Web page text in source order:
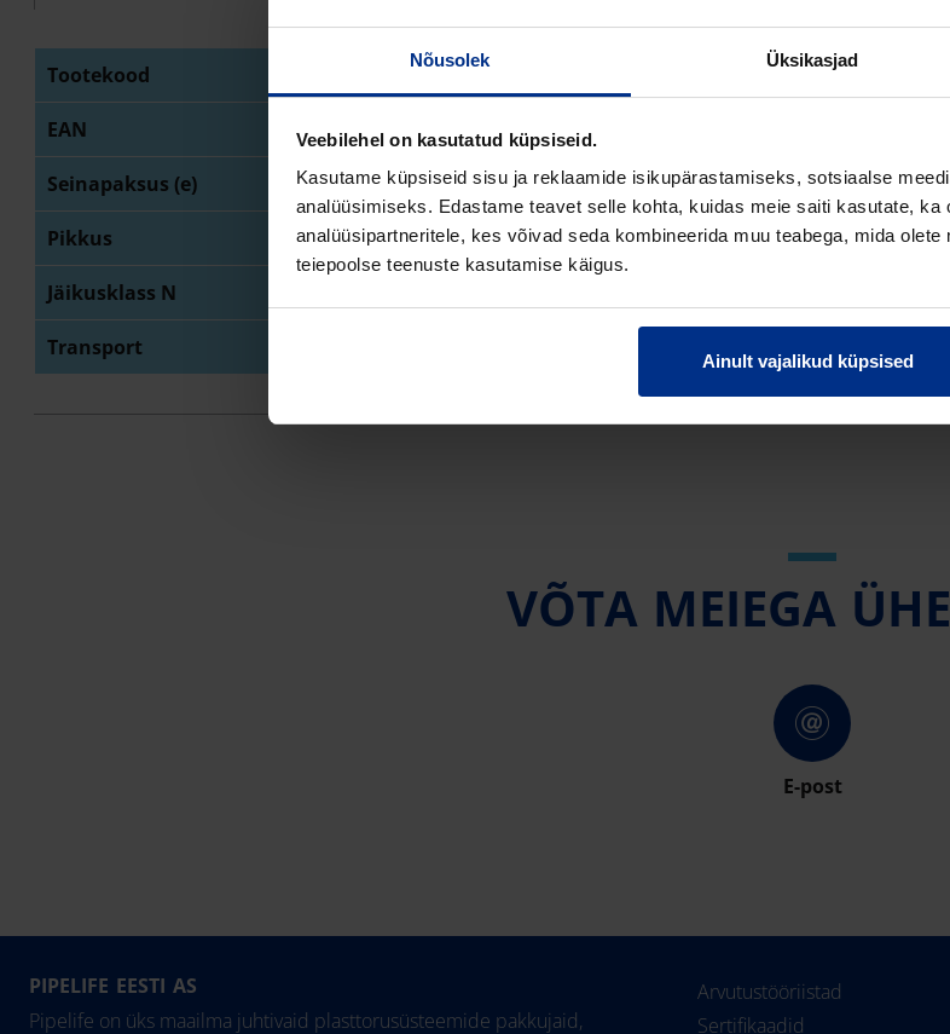
Nõusolek Üksikasjad
Veebilehel on kasutatud küpsiseid.
Kasutame küpsiseid sisu ja reklaamide isikupärastamiseks, sotsiaalse
analüüsimiseks. Edastame teavet selle kohta, kuidas meie saiti kasutate,
analüüsipartneritele, kes võivad seda kombineerida muu teabega, mida
teiepoolse teenuste kasutamise käigus.
Ainult vajalikud küpsised
Tootekood 70013903
EAN 9010459293763
Seinapaksus (e) 2,7 mm
Pikkus 100 m
Jäikusklass N
Transport
VÕTA MEIEGA
E-post
PIPELIFE EESTI AS
Pipelife on üks maailma juhtivaid plasttorusüsteemide pakkujaid,
Arvutustööriistad
Sertifikaadid